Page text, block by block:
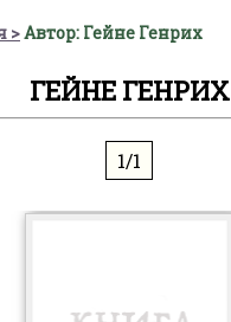
Автор: Гейне Генрих
ГЕЙНЕ ГЕНРИХ
1/1